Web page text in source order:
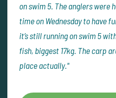
on swim 5. The anglers were
time on Wednesday to have
it’s still running on swim 5
fish, biggest 17kg. The carp
place actually."